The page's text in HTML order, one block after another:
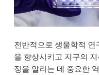
전반적으로 생물학적 연
을 향상시키고 지구의
정을 알리는 데 중요한